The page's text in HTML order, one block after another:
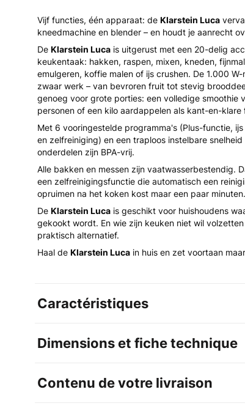
Vijf functies, één apparaat: de Klarstein Luca
kneedmachine en blender – en houdt je aanrecht
De Klarstein Luca is uitgerust met een 20-delig
keukentaak: hakken, raspen, mixen, kneden,
emulgeren, koffie malen of ijs crushen. De 1.000
zwaar werk – van bevroren fruit tot stevig
genoeg voor grote porties: een volledige smoothie
personen of een kilo aardappelen als kant-en-klare
Met 6 vooringestelde programma's (Plus-functie,
en zelfreiniging) en een traploos instelbare
onderdelen zijn BPA-vrij.
Alle bakken en messen zijn vaatwasserbestendig.
een zelfreinigingsfunctie die automatisch een
opruimen na het koken kost maar een paar minuten.
De Klarstein Luca is geschikt voor huishoudens
gekookt wordt. En wie zijn keuken niet wil
praktisch alternatief.
Haal de Klarstein Luca in huis en zet voortaan
Caractéristiques
Dimensions et fiche technique
Contenu de votre livraison